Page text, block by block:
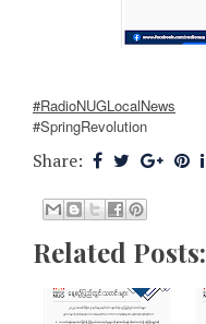
#RadioNUGLocalNews
#SpringRevolution
Share:
Related Posts: